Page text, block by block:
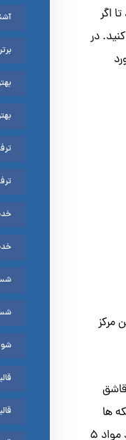
اگر
در
مرکز
قاشق
ها
قرار دهید. سعی کنید دستمال را روی لکه ها نکشید. زیرا بافت فرش از بین می رود و ممکن است رنگ فرش مات شود. اجازه دهید مواد 5